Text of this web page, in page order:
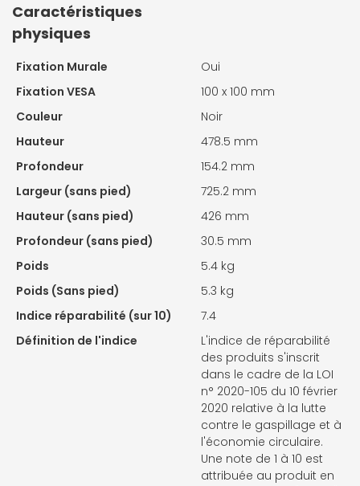
Caractéristiques
physiques
Fixation Murale
Oui
Fixation VESA
100 x 100 mm
Couleur
Noir
Hauteur
478.5 mm
Profondeur
154.2 mm
Largeur (sans pied)
725.2 mm
Hauteur (sans pied)
426 mm
Profondeur (sans pied)
30.5 mm
Poids
5.4 kg
Poids (Sans pied)
5.3 kg
Indice réparabilité (sur 10)
7.4
Définition de l'indice
L'indice de réparabilité
des produits s'inscrit
dans le cadre de la LOI
n° 2020-105 du 10 février
2020 relative à la lutte
contre le gaspillage et à
l'économie circulaire.
Une note de 1 à 10 est
attribuée au produit en